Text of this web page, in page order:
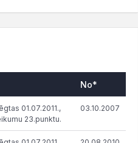
No*
01.07.2011.,
23.punktu.
03.10.2007